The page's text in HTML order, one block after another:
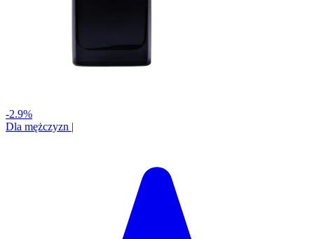
-2.9%
Dla mężczyzn |